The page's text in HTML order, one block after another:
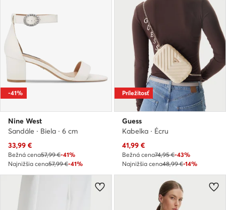
-41%
Nine West
Sandále · Biela · 6 cm
Aktuálna cena
33,99 €
Bežná cena57,99 €-41%
Najnižšia cena57,99 €-41%
Príležitosť
Guess
Kabelka · Écru
Aktuálna cena
41,99 €
Bežná cena74,95 €-43%
Najnižšia cena48,99 €-14%